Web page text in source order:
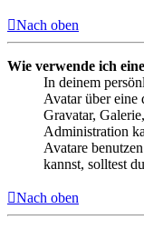
Nach oben
Wie verwende ich
In deinem
Avatar über eine
Gravatar,
Administration
Avatare
kannst, solltest
Nach oben